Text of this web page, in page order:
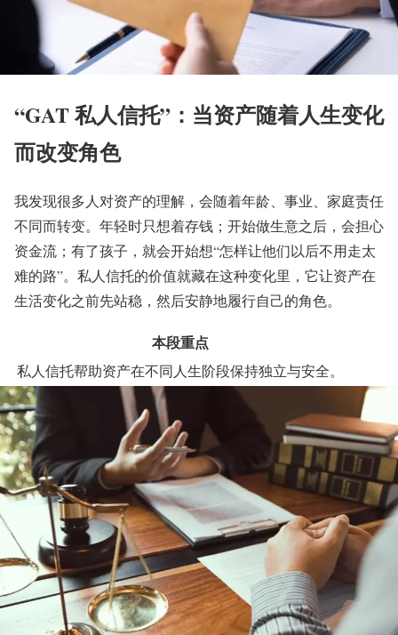
“GAT 私人信托”：当资产随着人生变化
而改变角色
我发现很多人对资产的理解，会随着年龄、事业、家庭责任
不同而转变。年轻时只想着存钱；开始做生意之后，会担心
资金流；有了孩子，就会开始想“怎样让他们以后不用走太
难的路”。私人信托的价值就藏在这种变化里，它让资产在
生活变化之前先站稳，然后安静地履行自己的角色。
本段重点
私人信托帮助资产在不同人生阶段保持独立与安全。